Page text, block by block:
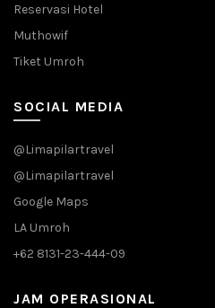
Reservasi Hotel
Muthowif
Tiket Umroh
SOCIAL MEDIA
@Limapilartravel
@Limapilartravel
Google Maps
LA Umroh
+62 8131-23-444-09
JAM OPERASIONAL